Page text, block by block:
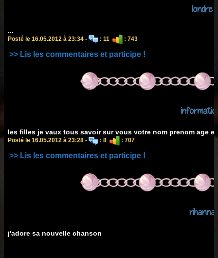
londre
...
Posté le 16.05.2012 à 23:34 - : 11 : 743
>> Lis les commentaires et participe !
les filles je vaux tous savoir sur vous votre nom prenom age
Posté le 16.05.2012 à 23:28 - : 8 : 707
>> Lis les commentaires et participe !
rihanna
j'adore sa nouvelle chanson